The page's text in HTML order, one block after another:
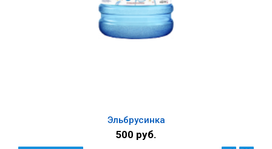
Эльбрусинка
500 руб.